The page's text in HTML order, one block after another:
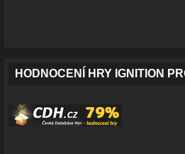
HODNOCENÍ HRY IGNITION